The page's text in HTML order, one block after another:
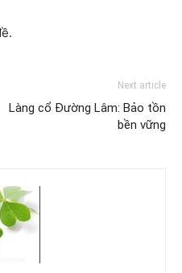
Next article
Làng cổ Đường Lâm: Bảo tồn
bền vững